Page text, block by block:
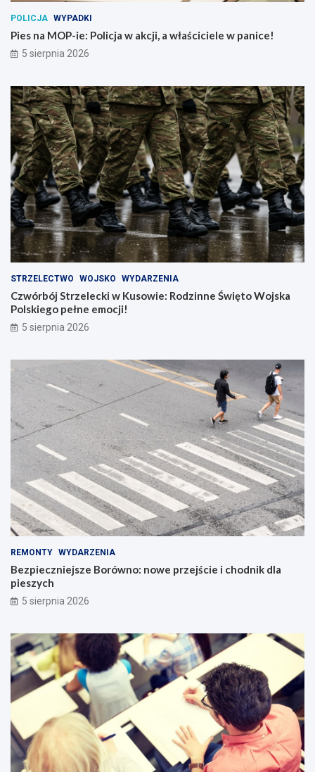
POLICJA WYPADKI
Pies na MOP-ie: Policja w akcji, a właściciele w panice!
5 sierpnia 2026
STRZELECTWO WOJSKO WYDARZENIA
Czwórbój Strzelecki w Kusowie: Rodzinne Święto Wojska
Polskiego pełne emocji!
5 sierpnia 2026
REMONTY WYDARZENIA
Bezpieczniejsze Borówno: nowe przejście i chodnik dla
pieszych
5 sierpnia 2026